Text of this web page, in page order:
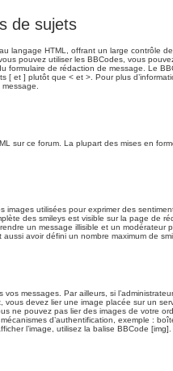
de sujets
langage HTML, offrant un large contrôle
pouvez utiliser les BBCodes, vous
formulaire de rédaction de message. Le
[ et ] plutôt que < et >. Pour plus
sur ce forum. La plupart des mises en
images utilisées pour exprimer des
des smileys est visible sur la page de
un message illisible et un modérateur
aussi avoir défini un nombre maximum de
messages. Par ailleurs, si
vous devez lier une image placée sur un
ne pouvez pas lier des images de votre
d’authentification, exemple :
l’image, utilisez la balise BBCode [img].